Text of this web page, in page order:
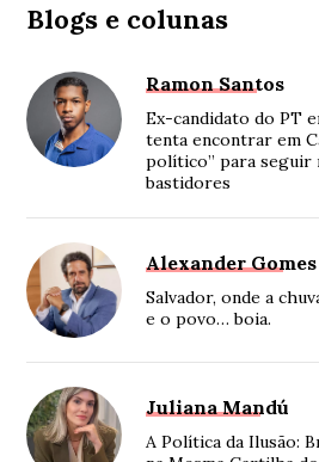
Blogs e colunas
Ramon Santos
Ex-candidato do PT
tenta encontrar em
político” para seguir
bastidores
Alexander Gomes
Salvador, onde a
e o povo… boia.
Juliana Mandú
A Política da Ilusão: